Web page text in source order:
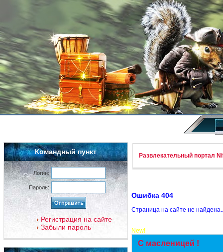
Командный пункт
Логин:
Пароль:
Регистрация на сайте
Забыли пароль
Развлекательный портал
Ошибка 404
Страница на сайте не
New!
С масленицей !